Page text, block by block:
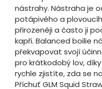
nástrahy. Nástraha je
potápivého a
přirozeněji a často ji
kapři. Balanced boilie
překvapovat svojí
pro krátkodobý lov,
rychle zjistíte, zda se
Příchuť GLM Squid